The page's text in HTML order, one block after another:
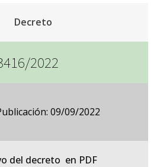
Decreto
2022
09/09/2022
del decreto en PDF